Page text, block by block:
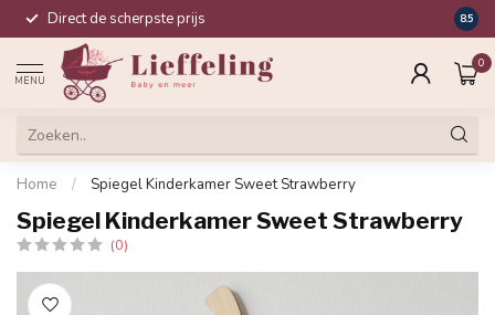
Direct de scherpste prijs 8.5
MENU
0
Home / Spiegel Kinderkamer Sweet Strawberry
Spiegel Kinderkamer Sweet Strawberry
(0)